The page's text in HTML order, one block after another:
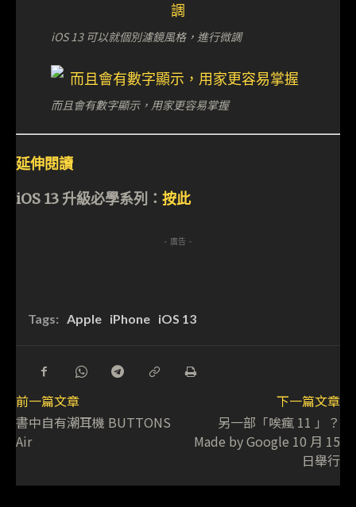
iOS 13 可以就個別濾鏡風格，進行微調
而且會有數字顯示，用家更容易掌握
延伸閱讀
iOS 13 升級必學系列： 按此
- 廣告 -
Tags: Apple iPhone iOS 13
前一篇文章
書中自有潮耳機 BUTTONS
Air
下一篇文章
另一部「唉瘋 11 」？
Made by Google 10 月 15
日舉行